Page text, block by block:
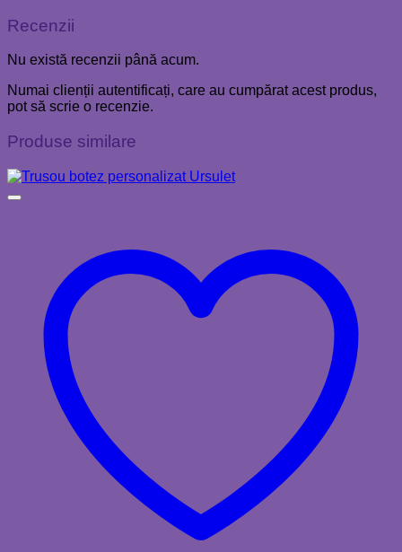
Recenzii
Nu există recenzii până acum.
Numai clienții autentificați, care au cumpărat acest produs,
pot să scrie o recenzie.
Produse similare